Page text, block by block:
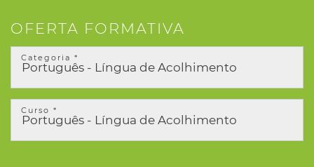
OFERTA FORMATIVA
Categoria *
Curso *